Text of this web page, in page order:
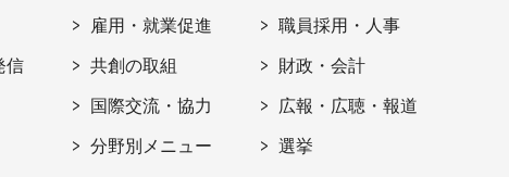
信
雇用・就業促進
共創の取組
国際交流・協力
分野別メニュー
職員採用・人事
財政・会計
広報・広聴・報道
選挙